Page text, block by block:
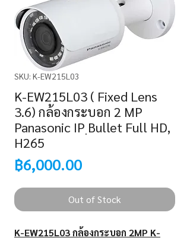
SKU: K-EW215L03
K-EW215L03 ( Fixed Lens
3.6) กล้องกระบอก 2 MP
Panasonic IP ฺBullet Full HD,
H265
฿6,000.00Price
Out of Stock
K-EW215L03 กล้องกระบอก 2MP K-